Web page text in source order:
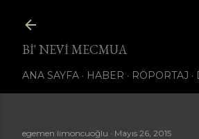
BI' NEVI MECMUA
ANA SAYFA HABER RÖPORTAJ
egemen limoncuoğlu Mayıs 26, 2015